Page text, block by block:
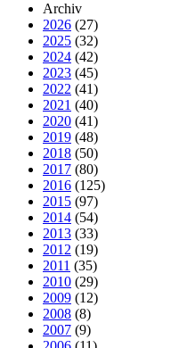
Archiv
2026 (27)
2025 (32)
2024 (42)
2023 (45)
2022 (41)
2021 (40)
2020 (41)
2019 (48)
2018 (50)
2017 (80)
2016 (125)
2015 (97)
2014 (54)
2013 (33)
2012 (19)
2011 (35)
2010 (29)
2009 (12)
2008 (8)
2007 (9)